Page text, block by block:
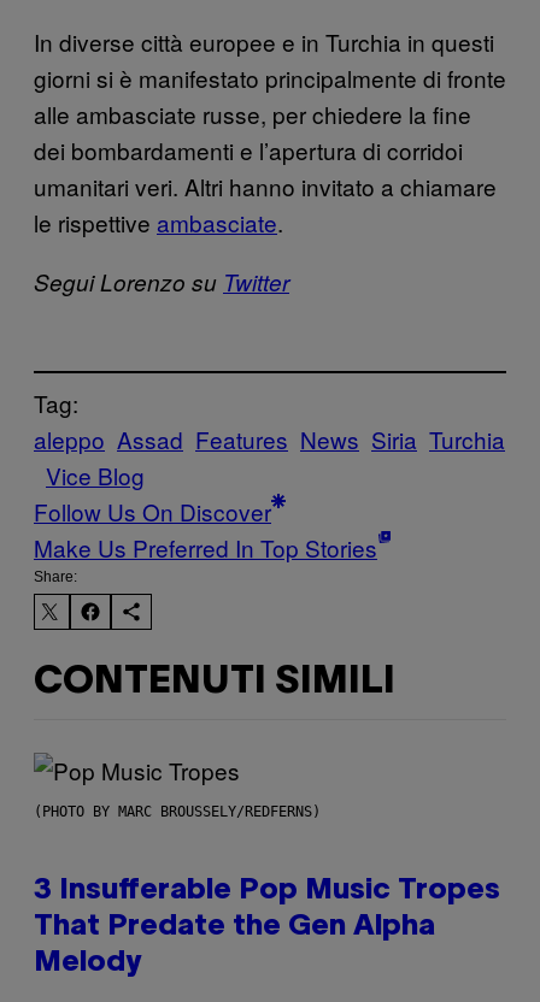
In diverse città europee e in Turchia in questi
giorni si è manifestato principalmente di fronte
alle ambasciate russe, per chiedere la fine
dei bombardamenti e l’apertura di corridoi
umanitari veri. Altri hanno invitato a chiamare
le rispettive ambasciate.
Segui Lorenzo su Twitter
Tag:
aleppo Assad Features News Siria Turchia
Vice Blog
Follow Us On Discover
Make Us Preferred In Top Stories
Share:
CONTENUTI SIMILI
(PHOTO BY MARC BROUSSELY/REDFERNS)
3 Insufferable Pop Music Tropes
That Predate the Gen Alpha
Melody